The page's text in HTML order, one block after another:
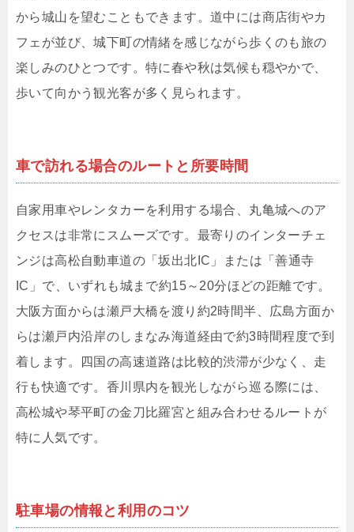
から城山を望むこともできます。道中には商店街やカ
フェが並び、城下町の情緒を感じながら歩くのも旅の
楽しみのひとつです。特に春や秋は気候も穏やかで、
歩いて向かう観光客が多く見られます。
車で訪れる場合のルートと所要時間
自家用車やレンタカーを利用する場合、丸亀城へのア
クセスは非常にスムーズです。最寄りのインターチェ
ンジは高松自動車道の「坂出北IC」または「善通寺
IC」で、いずれも城まで約15～20分ほどの距離です。
大阪方面からは瀬戸大橋を渡り約2時間半、広島方面か
らは瀬戸内沿岸のしまなみ海道経由で約3時間程度で到
着します。四国の高速道路は比較的渋滞が少なく、走
行も快適です。香川県内を観光しながら巡る際には、
高松城や琴平町の金刀比羅宮と組み合わせるルートが
特に人気です。
駐車場の情報と利用のコツ